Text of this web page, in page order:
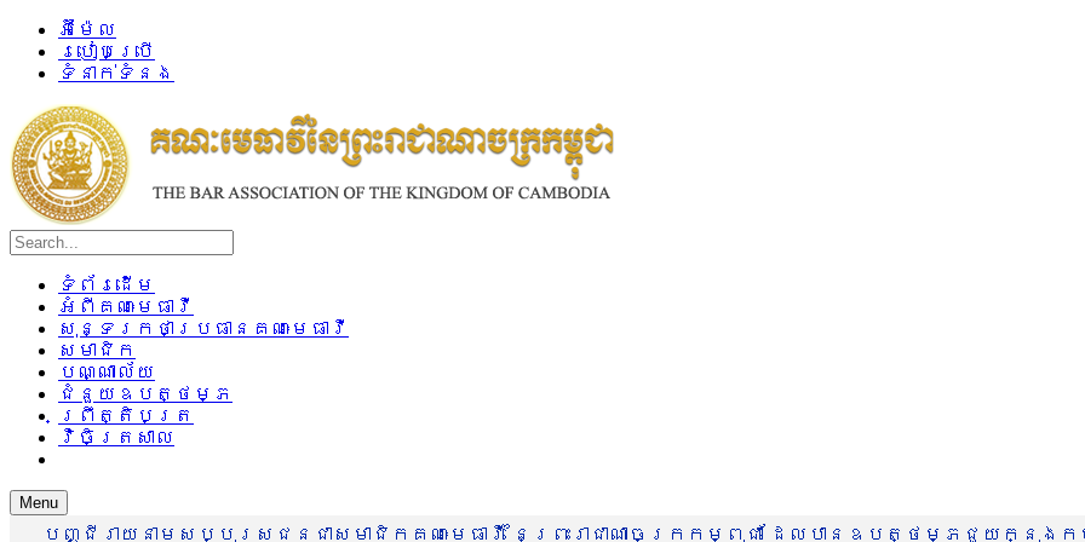
អ៊ីម៉ែល
របៀបប្រើ
ទំនាក់ទំនង
ទំព័រដើម
អំពីគណៈមេធាវី
សុន្ទរកថាប្រធានគណៈមេធាវី
សមាជិក
បណ្ណាល័យ
ជំនួយឧបត្ថម្ភ
ព្រឹត្តិបត្រ
វិចិត្រសាល
Menu
បញ្ជីរាយនាមសប្បុរសជនជាសមាជិកគណៈមេធាវី នៃព្រះរាជាណាចក្រកម្ពុជា ដែលបានឧបត្ថម្ភជួយក្នុង